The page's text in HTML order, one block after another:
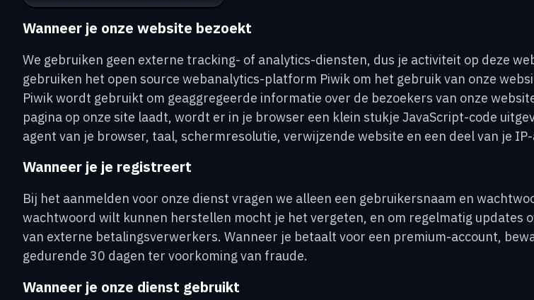
Wanneer je onze website bezoekt
We gebruiken geen externe tracking- of analytics-diensten, dus je activiteit op deze
gebruiken het open source webanalytics-platform Piwik om het gebruik van onze
Piwik wordt gebruikt om geaggregeerde informatie over de bezoekers van onze
pagina op onze site laadt, wordt er in je browser een klein stukje JavaScript-code
agent van je browser, taal, schermresolutie, verwijzende website en een deel van je
Wanneer je je registreert
Bij het aanmelden voor onze dienst vragen we alleen een gebruikersnaam en
wachtwoord wilt kunnen herstellen mocht je het vergeten, en om regelmatig updates
van externe betalingsverwerkers. Wanneer je betaalt voor een premium-account,
gedurende 30 dagen ter voorkoming van fraude.
Wanneer je onze dienst gebruikt